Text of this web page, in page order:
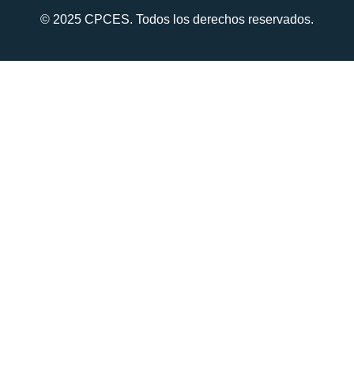
© 2025 CPCES. Todos los derechos reservados.